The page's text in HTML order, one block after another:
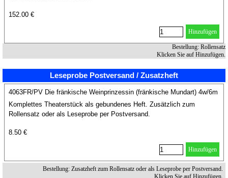
152.00 €
Hinzufügen
Bestellung: Rollensatz
Klicken Sie auf Hinzufügen.
Leseprobe Postversand / Zusatzheft
4063FR/PV Die fränkische Weinprinzessin (fränkische Mundart) 4w/6m
Komplettes Theaterstück als gebundenes Heft. Zusätzlich zum
Rollensatz oder als Leseprobe per Postversand.
8.50 €
Hinzufügen
Bestellung: Zusatzheft zum Rollensatz oder als Leseprobe per Postversand.
Klicken Sie auf Hinzufügen.